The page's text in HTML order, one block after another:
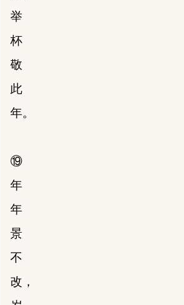
举
杯
敬
此
年。
⑲
年
年
景
不
改，